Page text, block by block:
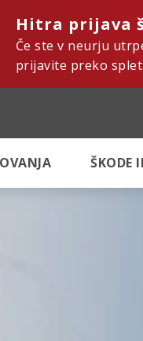
Hitra prijava
Če ste v neurju
prijavite preko
ŠKODE